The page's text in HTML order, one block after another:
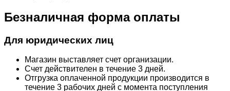
Безналичная форма оплаты
Для юридических лиц
Магазин выставляет счет организации.
Счет действителен в течение 3 дней.
Отгрузка оплаченной продукции производится в
течение 3 рабочих дней с момента поступления